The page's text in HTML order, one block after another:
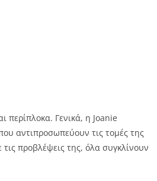
περίπλοκα. Γενικά, η Joanie
αντιπροσωπεύουν τις τομές της
προβλέψεις της, όλα συγκλίνουν